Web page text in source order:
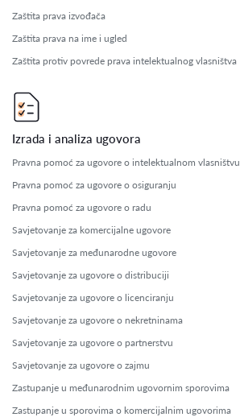
Zaštita prava izvođača
Zaštita prava na ime i ugled
Zaštita protiv povrede prava intelektualnog vlasništva
Izrada i analiza ugovora
Pravna pomoć za ugovore o intelektualnom vlasništvu
Pravna pomoć za ugovore o osiguranju
Pravna pomoć za ugovore o radu
Savjetovanje za komercijalne ugovore
Savjetovanje za međunarodne ugovore
Savjetovanje za ugovore o distribuciji
Savjetovanje za ugovore o licenciranju
Savjetovanje za ugovore o nekretninama
Savjetovanje za ugovore o partnerstvu
Savjetovanje za ugovore o zajmu
Zastupanje u međunarodnim ugovornim sporovima
Zastupanje u sporovima o komercijalnim ugovorima